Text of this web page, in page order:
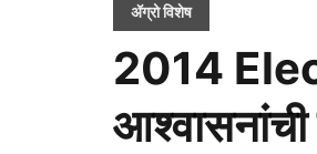
ॲग्रो विशेष
2014
आश्वासनांची